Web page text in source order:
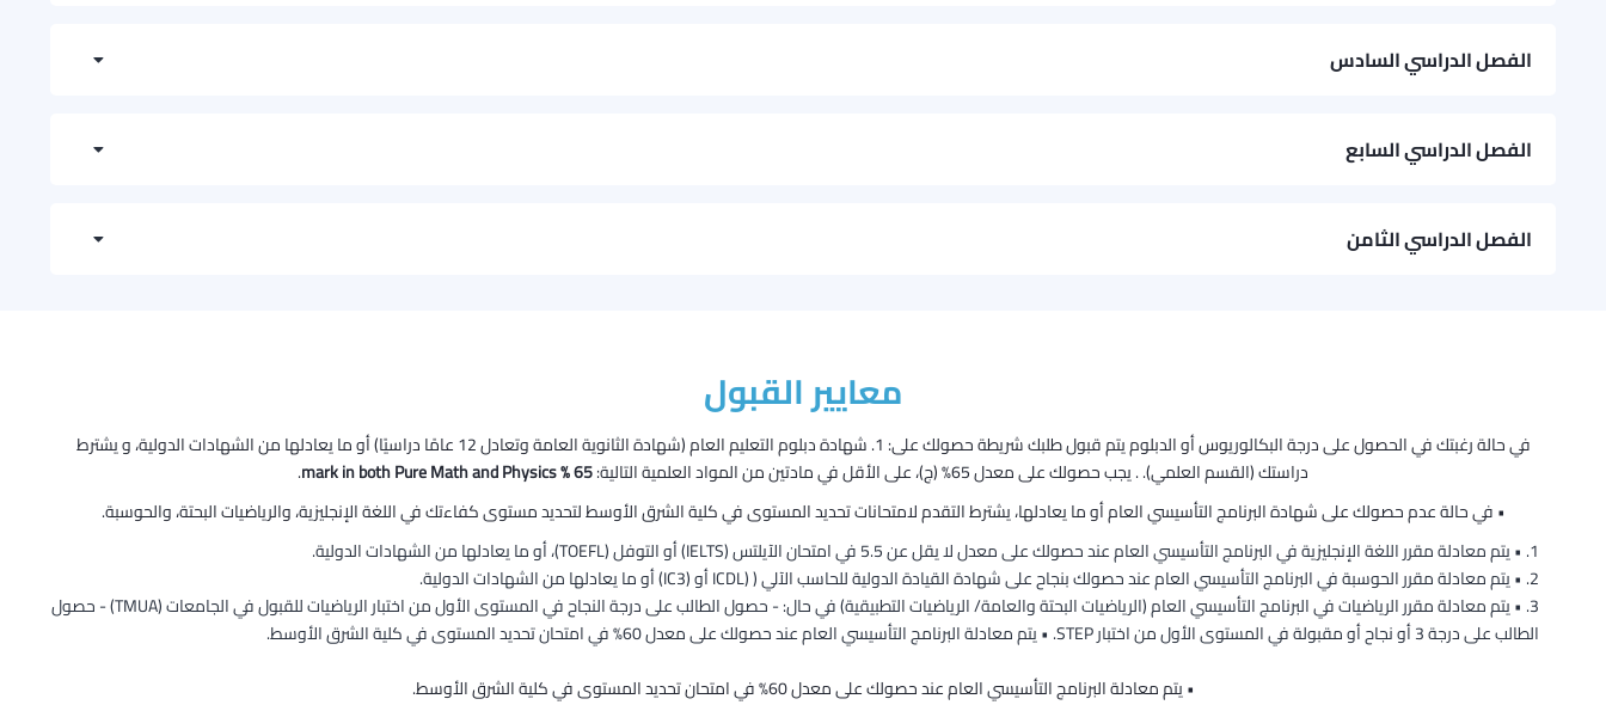
الفصل الدراسي السادس
الفصل الدراسي السابع
Project 2 – Part A
الفصل الدراسي الثامن
Concrete and Concrete Structures
معايير القبول
في حالة رغبتك في الحصول على درجة البكالوريوس أو الدبلوم يتم قبول طلبك شريطة حصولك على: 1. شهادة دبلوم التعليم العام (شهادة الثانوية العامة وتعادل 12 عامًا دراسيًا) أو ما يعادلها من الشهادات الدولية، و يشترط
دراستك (القسم العلمي). . يجب حصولك على معدل 65% (ج)، على الأقل في مادتين من المواد العلمية التالية:
.
• في حالة عدم حصولك على شهادة البرنامج التأسيسي العام أو ما يعادلها، يشترط التقدم لامتحانات تحديد المستوى في كلية الشرق الأوسط لتحديد مستوى كفاءتك في اللغة الإنجليزية، والرياضيات البحتة، والحوسبة.
• يتم معادلة مقرر اللغة الإنجليزية في البرنامج التأسيسي العام عند حصولك على معدل لا يقل عن 5.5 في امتحان الآيلتس (IELTS) أو التوفل (TOEFL)، أو ما يعادلها من الشهادات الدولية.
• يتم معادلة مقرر الحوسبة في البرنامج التأسيسي العام عند حصولك بنجاح على شهادة القيادة الدولية للحاسب الآلي ( (ICDL أو (IC3) أو ما يعادلها من الشهادات الدولية.
• يتم معادلة مقرر الرياضيات في البرنامج التأسيسي العام (الرياضيات البحتة والعامة/ الرياضيات التطبيقية) في حال: - حصول الطالب على درجة النجاح في المستوى الأول من اختبار الرياضيات للقبول في الجامعات (TMUA) - حصول
الطالب على درجة 3 أو نجاح أو مقبولة في المستوى الأول من اختبار STEP. • يتم معادلة البرنامج التأسيسي العام عند حصولك على معدل 60% في امتحان تحديد المستوى في كلية الشرق الأوسط.
• يتم معادلة البرنامج التأسيسي العام عند حصولك على معدل 60% في امتحان تحديد المستوى في كلية الشرق الأوسط.